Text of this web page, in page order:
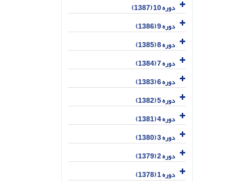
دوره 10 (1387)
دوره 9 (1386)
دوره 8 (1385)
دوره 7 (1384)
دوره 6 (1383)
دوره 5 (1382)
دوره 4 (1381)
دوره 3 (1380)
دوره 2 (1379)
دوره 1 (1378)